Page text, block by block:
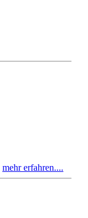
mehr erfahren....